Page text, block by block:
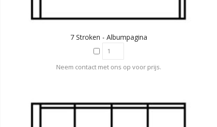
7 Stroken - Albumpagina
Neem contact met ons op voor prijs.